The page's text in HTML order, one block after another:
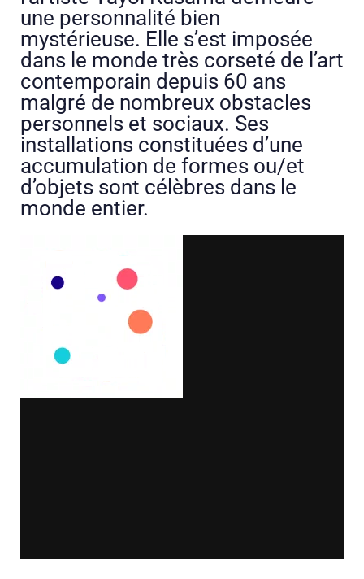
une personnalité bien
mystérieuse. Elle s’est imposée
dans le monde très corseté de l’art
contemporain depuis 60 ans
malgré de nombreux obstacles
personnels et sociaux. Ses
installations constituées d’une
accumulation de formes ou/et
d’objets sont célèbres dans le
monde entier.